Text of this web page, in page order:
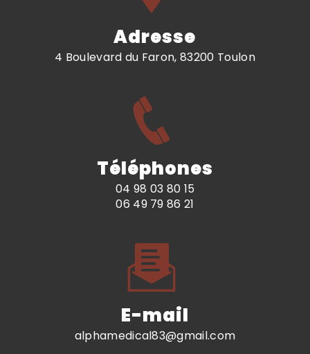
Adresse
4 Boulevard du Faron, 83200 Toulon
Téléphones
04 98 03 80 15
06 49 79 86 21
E-mail
alphamedical83@gmail.com